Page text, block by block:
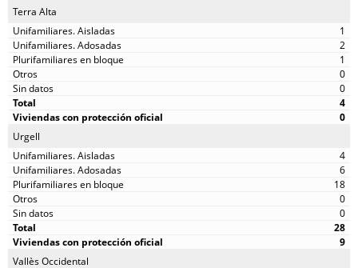
Terra Alta
1
2
1
0
0
4
0
Urgell
4
6
18
0
0
28
9
Vallès Occidental